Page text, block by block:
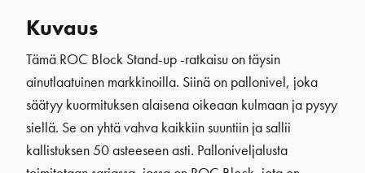
Kuvaus
Tämä ROC Block Stand-up -ratkaisu on täysin
ainutlaatuinen markkinoilla. Siinä on pallonivel, joka
säätyy kuormituksen alaisena oikeaan kulmaan ja pysyy
siellä. Se on yhtä vahva kaikkiin suuntiin ja sallii
kallistuksen 50 asteeseen asti. Palloniveljalusta